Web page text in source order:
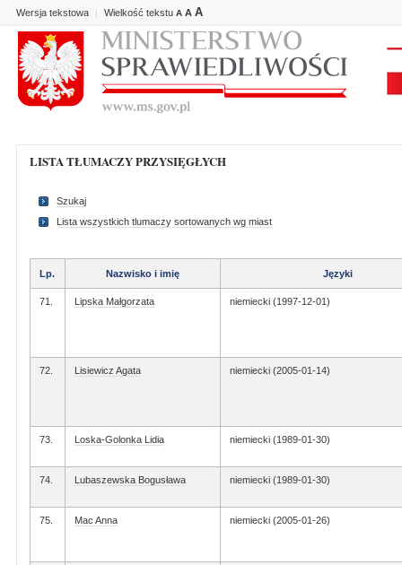
Wersja tekstowa | Wielkość tekstu A A A
LISTA TŁUMACZY PRZYSIĘGŁYCH
Szukaj
Lista wszystkich tlumaczy sortowanych wg miast
Lp. Nazwisko i imię Języki
71. Lipska Małgorzata niemiecki (1997-12-01)
72. Lisiewicz Agata niemiecki (2005-01-14)
73. Loska-Golonka Lidia niemiecki (1989-01-30)
74. Lubaszewska Bogusława niemiecki (1989-01-30)
75. Mac Anna niemiecki (2005-01-26)